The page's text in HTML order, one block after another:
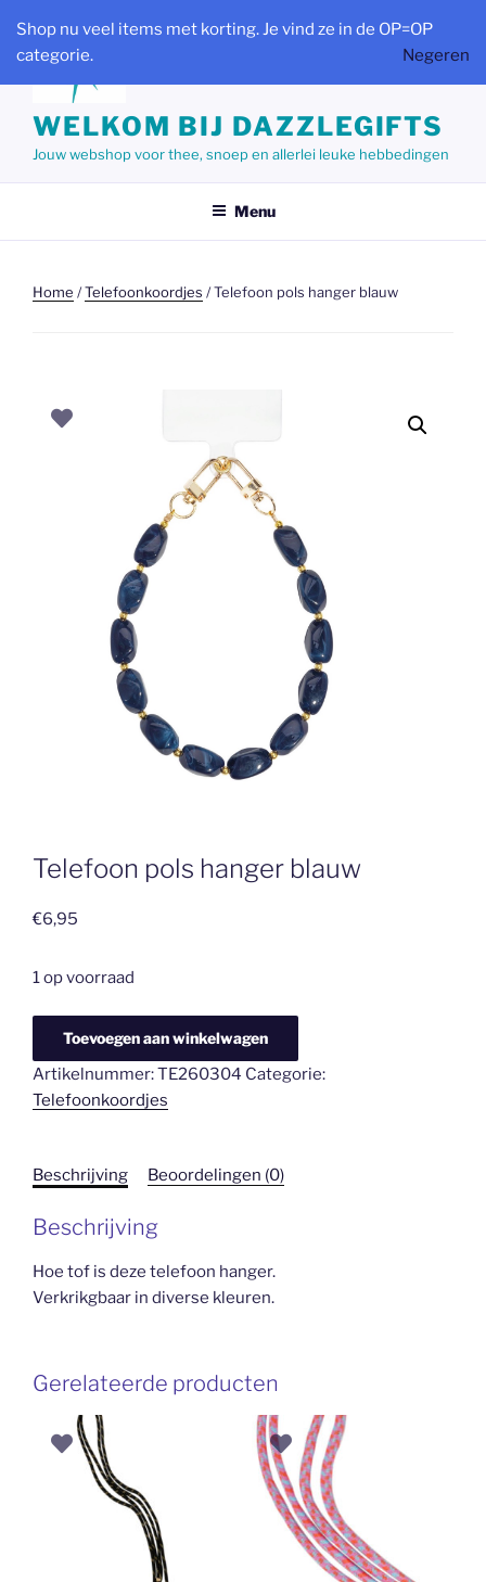
Shop nu veel items met korting. Je vind ze in de OP=OP
categorie.
Negeren
naar
de
inhoud
WELKOM BIJ DAZZLEGIFTS
Jouw webshop voor thee, snoep en allerlei leuke hebbedingen
Menu
Home /Telefoonkoordjes / Telefoon pols hanger blauw
Telefoon pols hanger blauw
€6,95
1 op voorraad
Telefoon
hanger
blauw
Toevoegen aan winkelwagen
Artikelnummer:TE260304 Categorie:
Telefoonkoordjes
Beschrijving Beoordelingen (0)
Beschrijving
Hoe tof is deze telefoon hanger.
Verkrikgbaar in diverse kleuren.
Gerelateerde producten